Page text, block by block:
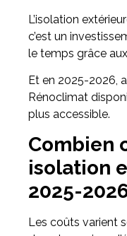
L’isolation
c’est un
le temps grâce
Et en 2025-2026,
Rénoclimat
plus accessible.
Combien
isolation
2025-
Les coûts varient